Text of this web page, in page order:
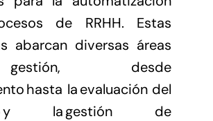
de RRHH. Estas
abarcan diversas áreas
desde
hasta la evaluación del
y la gestión de